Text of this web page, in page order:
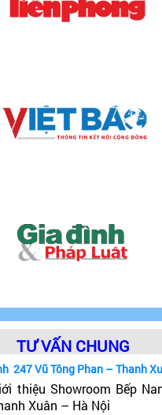
TƯ VẤN CHUNG
247 Vũ Tông Phan – Thanh
thiệu Showroom Bếp
Xuân – Hà Nội